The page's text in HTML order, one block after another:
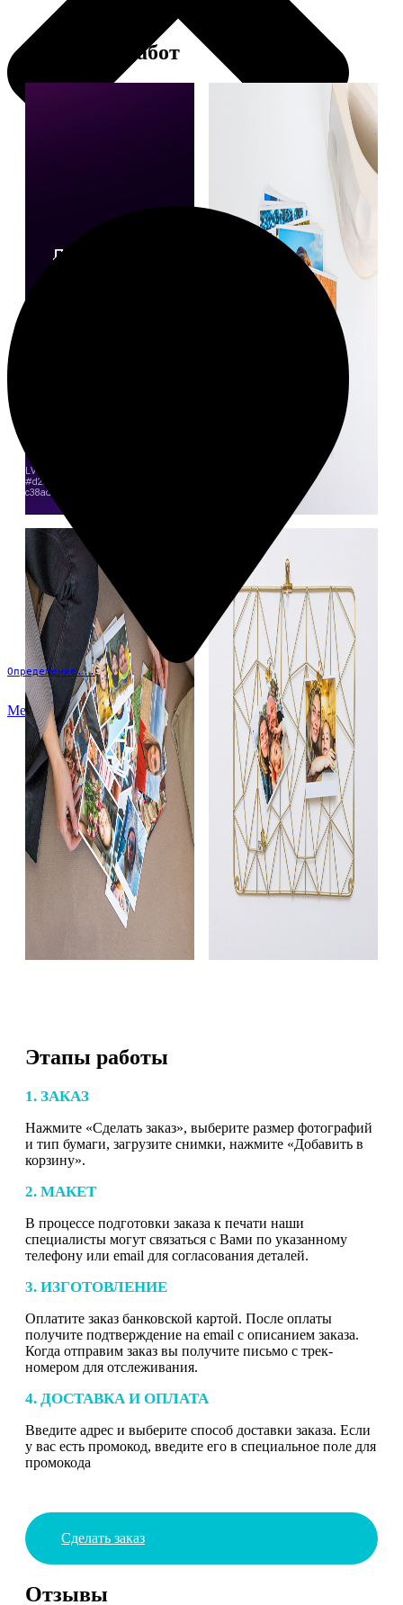
Определение...
Меню
Примеры работ
Этапы работы
1. ЗАКАЗ
Нажмите «Сделать заказ», выберите размер фотографий
и тип бумаги, загрузите снимки, нажмите «Добавить в
корзину».
2. МАКЕТ
В процессе подготовки заказа к печати наши
специалисты могут связаться с Вами по указанному
телефону или email для согласования деталей.
3. ИЗГОТОВЛЕНИЕ
Оплатите заказ банковской картой. После оплаты
получите подтверждение на email с описанием заказа.
Когда отправим заказ вы получите письмо с трек-
номером для отслеживания.
4. ДОСТАВКА И ОПЛАТА
Введите адрес и выберите способ доставки заказа. Если
у вас есть промокод, введите его в специальное поле для
промокода
Сделать заказ
Отзывы